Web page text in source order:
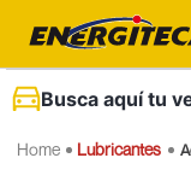
Busca aquí tu
Lubricantes